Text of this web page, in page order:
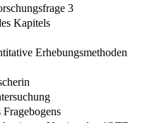
3
Kapitels
Erhebungsmethoden